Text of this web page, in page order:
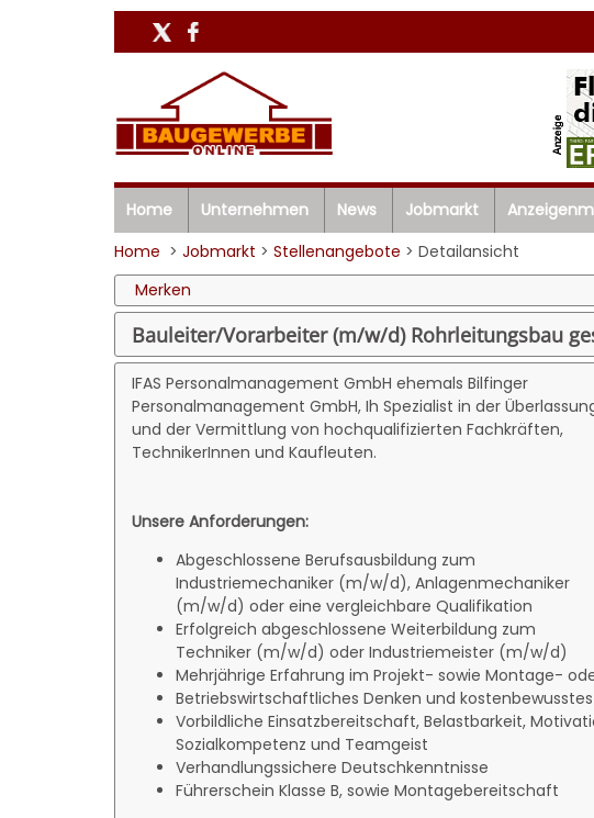
Home Unternehmen News Jobmarkt
Home > Jobmarkt > Stellenangebote > Detailansicht
Merken
Bauleiter/Vorarbeiter (m/w/d) Rohrleitungsbau
IFAS Personalmanagement GmbH ehemals Bilfinger
Personalmanagement GmbH, Ih Spezialist in der
und der Vermittlung von hochqualifizierten Fachkräften,
TechnikerInnen und Kaufleuten.
Unsere Anforderungen:
Abgeschlossene Berufsausbildung zum
Industriemechaniker (m/w/d), Anlagenmechaniker
(m/w/d) oder eine vergleichbare Qualifikation
Erfolgreich abgeschlossene Weiterbildung zum
Techniker (m/w/d) oder Industriemeister (m/w/d)
Mehrjährige Erfahrung im Projekt- sowie Montage-
Betriebswirtschaftliches Denken und
Vorbildliche Einsatzbereitschaft, Belastbarkeit,
Sozialkompetenz und Teamgeist
Verhandlungssichere Deutschkenntnisse
Führerschein Klasse B, sowie Montagebereitschaft